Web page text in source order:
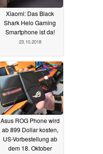
Xiaomi: Das Black
Shark Helo Gaming
Smartphone ist da!
23.10.2018
Asus ROG Phone wird
ab 899 Dollar kosten,
US-Vorbestellung ab
dem 18. Oktober